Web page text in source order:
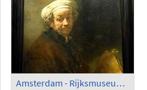
Amsterdam - Rijksmuseum; Rembrandt's Self Portrait (1661)